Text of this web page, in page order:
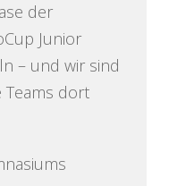
der
Junior
– und wir sind
Teams dort